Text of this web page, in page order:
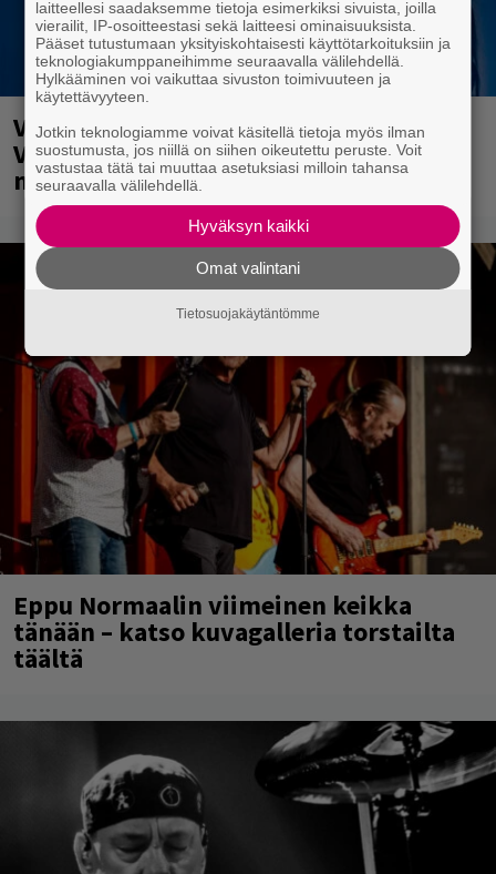
Valtava Yle 100 vuotta -tapahtuma
Veikkaus Arenalla syyskuussa – muista
myös metalliklassikot-konsertti
Eppu Normaalin viimeinen keikka
tänään – katso kuvagalleria torstailta
täältä
laitteellesi saadaksemme tietoja esimerkiksi sivuista, joilla
vierailit, IP-osoitteestasi sekä laitteesi ominaisuuksista.
Pääset tutustumaan yksityiskohtaisesti käyttötarkoituksiin ja
teknologiakumppaneihimme seuraavalla välilehdellä.
Hylkääminen voi vaikuttaa sivuston toimivuuteen ja
käytettävyyteen.
Jotkin teknologiamme voivat käsitellä tietoja myös ilman
suostumusta, jos niillä on siihen oikeutettu peruste. Voit
vastustaa tätä tai muuttaa asetuksiasi milloin tahansa
seuraavalla välilehdellä.
Hyväksyn kaikki
Omat valintani
Tietosuojakäytäntömme